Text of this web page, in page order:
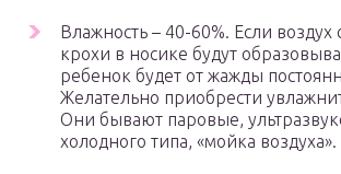
Влажность – 40-60%. Если воздух
крохи в носике будут
ребенок будет от жажды
Желательно приобрести
Они бывают паровые,
холодного типа, «мойка воздуха».